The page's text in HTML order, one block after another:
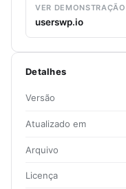
VER DEMONSTRAÇÃO
userswp.io
Detalhes
Versão
Atualizado em
Arquivo
Licença